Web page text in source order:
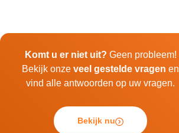
Komt u er niet uit? Geen probleem!
Bekijk onze veel gestelde vragen en
vind alle antwoorden op uw vragen.
Bekijk nu